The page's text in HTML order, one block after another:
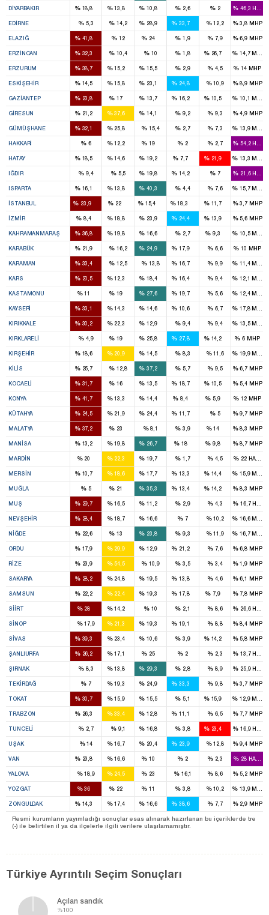
DIYARBAKIR %18,8 %13,8 % 10,8 % 2,6 %2 %46,3
EDIRNE % 5,3 % 14,2 % 28,9 %33,7 %12,2 %3,8 MHP
ELAZIĞ %41,8 % 12 % 24 % 1,9 % 7,9 %6,9 MHP
ERZINCAN %32,3 % 10,4 %10 % 1,8 %26,7 %14,7MHP
ERZURUM %38,7 %15,2 % 15,5 % 2,9 % 4,5 %14 MHP
ESKIŞEHIR %14,5 %15,8 % 23,1 %24,8 %10,9 %8,9 MHP
GAZIANTEP %23,8 % 17 % 13,7 %16,2 %10,5 %10,1MHP
GIRESUN %21,2 %37,6 % 14,1 % 9,2 % 9,3 %4,9 MHP
GÜMÜŞHANE %32,1 %25,8 % 15,4 % 2,7 % 7,3 %13,9MHP
HAKKARI %6 %12,2 % 19 % 2 % 2,7 %54,2
HATAY %18,5 %14,6 % 19,2 % 7,7 %21,9 %13,3MHP
IĞDIR % 9,4 %5,5 % 19,8 %14,2 %7 %21,6
ISPARTA %16,1 %13,8 % 40,3 % 4,4 % 7,6 %15,7MHP
İSTANBUL % 23,9 %22 %15,4 %18,3 %11,7 %3,7 MHP
İZMIR % 8,4 %18,8 % 23,9 %24,4 %13,9 %5,6 MHP
KAHRAMANMARAŞ %36,8 %19,8 % 16,6 % 2,7 % 9,3 %10,5MHP
KARABÜK %21,9 % 16,2 % 24,9 %17,9 % 6,6 %10 MHP
KARAMAN %33,4 % 12,5 % 13,8 %16,7 % 9,9 %11,4MHP
KARS %20,5 %12,3 % 18,4 %16,4 % 9,4 %12,1MHP
KASTAMONU %11 % 19 % 27,6 %19,7 % 5,6 %12,4MHP
KAYSERI %33,1 %14,3 % 14,6 %10,6 % 6,7 %17,8MHP
KIRIKKALE %30,2 %22,3 % 12,9 % 9,4 % 9,4 %13,5MHP
KIRKLARELI % 4,9 % 19 % 25,8 %27,8 %14,2 % 6MHP
KIRŞEHIR %18,6 %20,9 % 14,5 % 8,3 %11,6 %19,9MHP
KILIS %25,7 % 12,8 % 37,2 % 5,7 % 9,5 %6,7 MHP
KOCAELI %31,7 % 16 % 13,5 %18,7 %10,5 %5,4 MHP
KONYA %41,7 %13,3 % 14,4 % 8,4 % 5,9 %12 MHP
KÜTAHYA %24,5 %21,9 % 24,4 %11,7 %5 %9,7 MHP
MALATYA %37,2 % 23 %8,1 % 3,9 %14 %8,3 MHP
MANISA %13,2 %19,8 % 26,7 %18 % 9,8 %8,7 MHP
MARDIN %20 %22,3 % 19,7 % 1,7 % 4,5 %22 HADEP
MERSIN %10,7 %18,6 % 17,7 %13,3 %14,4 %15,9MHP
MUĞLA %5 % 21 % 35,3 %13,4 %14,2 %8,3 MHP
MUŞ %29,7 %16,5 % 11,2 % 2,9 % 4,3 %16,7
NEVŞEHIR %28,4 %18,7 % 16,6 % 7 %10,2 %16,6MHP
NIĞDE %22,6 % 13 % 23,8 % 9,3 %11,9 %16,7MHP
ORDU %17,9 %29,9 % 12,9 %21,2 % 7,6 %6,8 MHP
RIZE %23,9 %54,5 % 10,9 % 3,5 % 3,4 %1,9 MHP
SAKARYA %28,2 %24,8 % 19,5 %13,8 % 4,6 %6,1 MHP
SAMSUN %22,2 %22,4 % 19,3 %17,8 % 7,9 %7,8 MHP
SIIRT %28 %14,2 %10 % 2,1 % 8,6 %26,6
SINOP %17,9 %21,3 % 19,3 %19,1 % 8,8 %8,4 MHP
SIVAS %39,3 %23,4 % 10,6 % 3,9 %14,2 %5,8 MHP
ŞANLIURFA %26,2 %17,1 % 25 % 2 % 2,3 %13,7
ŞIRNAK % 8,3 %13,8 % 29,3 % 2,8 % 8,9 %25,9
TEKIRDAĞ %7 %19,3 % 24,9 %33,3 % 9,8 %3,7 MHP
TOKAT %30,7 %15,9 % 15,5 % 5,1 %15,9 %12,9MHP
TRABZON %26,3 %33,4 % 12,8 %11,1 % 6,5 %7,7 MHP
TUNCELI % 2,7 %9,1 % 16,8 % 3,8 %23,4 %16,9
UŞAK %14 %16,7 % 20,4 %23,9 %12,8 %9,4 MHP
VAN %23,8 %16,6 % 10 % 2 % 2,3 %28 HADEP
YALOVA %18,9 %24,5 % 23 %16,1 % 8,6 %5,2 MHP
YOZGAT %36 % 22 % 11 % 3,8 %10,2 %13,9MHP
ZONGULDAK %14,3 %17,4 % 16,6 %38,6 % 7,7 %2,9 MHP
Resmi kurumların yayımladığı sonuçlar esas alınarak hazırlanan bu içeriklerde tre
(-) ile belirtilen il ya da ilçelerle ilgili verilere ulaşılamamıştır.
Türkiye Ayrıntılı Seçim Sonuçları
Açılan sandık
%100